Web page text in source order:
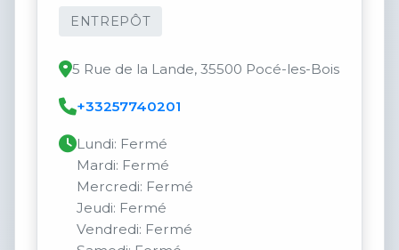
ENTREPÔT
5 Rue de la Lande, 35500 Pocé-les-Bois
+33257740201
Lundi: Fermé
Mardi: Fermé
Mercredi: Fermé
Jeudi: Fermé
Vendredi: Fermé